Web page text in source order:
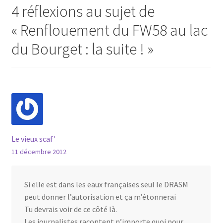
4 réflexions au sujet de
« Renflouement du FW58 au lac
du Bourget : la suite ! »
Le vieux scaf'
11 décembre 2012
Si elle est dans les eaux françaises seul le DRASM
peut donner l’autorisation et ça m’étonnerai
Tu devrais voir de ce côté là.